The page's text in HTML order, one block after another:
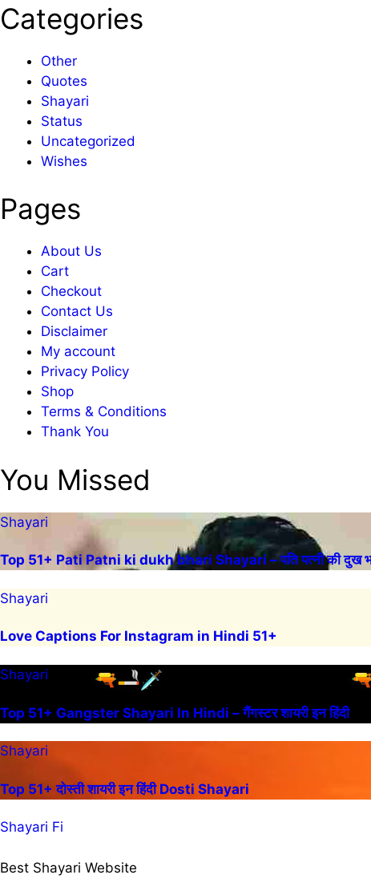
Categories
Other
Quotes
Shayari
Status
Uncategorized
Wishes
Pages
About Us
Cart
Checkout
Contact Us
Disclaimer
My account
Privacy Policy
Shop
Terms & Conditions
Thank You
You Missed
Shayari
Top 51+ Pati Patni ki dukh bhari Shayari – पति पत्नी की दुख
Shayari
Love Captions For Instagram in Hindi 51+
Shayari
Top 51+ Gangster Shayari In Hindi – गैंगस्टर शायरी इन हिंदी
Shayari
Top 51+ दोस्ती शायरी इन हिंदी Dosti Shayari
Shayari Fi
Best Shayari Website